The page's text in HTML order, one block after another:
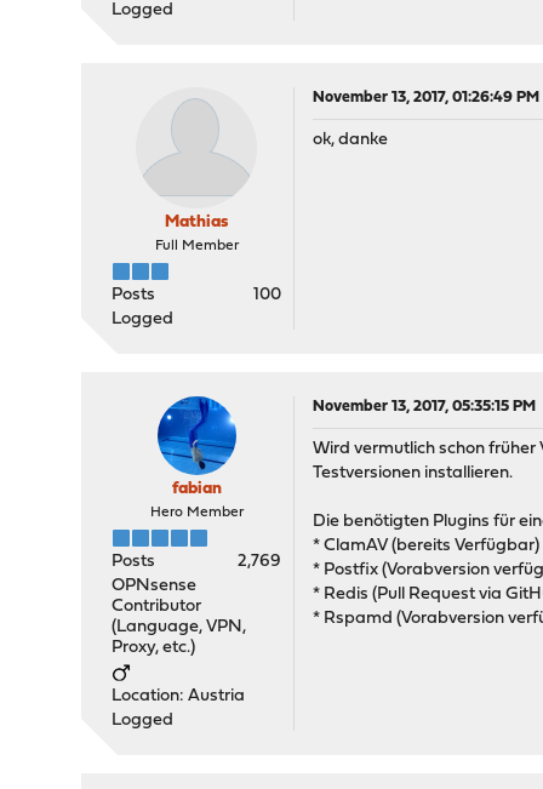
Logged
Mathias
Full Member
Posts
100
Logged
November 13, 2017, 01:26:49 PM
ok, danke
fabian
Hero Member
Posts
2,769
OPNsense
Contributor
(Language, VPN,
Proxy, etc.)
Location: Austria
Logged
November 13, 2017, 05:35:15 PM
Wird vermutlich schon
Testversionen installieren.
Die benötigten Plugins für
* ClamAV (bereits Verfügbar)
* Postfix (Vorabversion
* Redis (Pull Request via
* Rspamd (Vorabversion